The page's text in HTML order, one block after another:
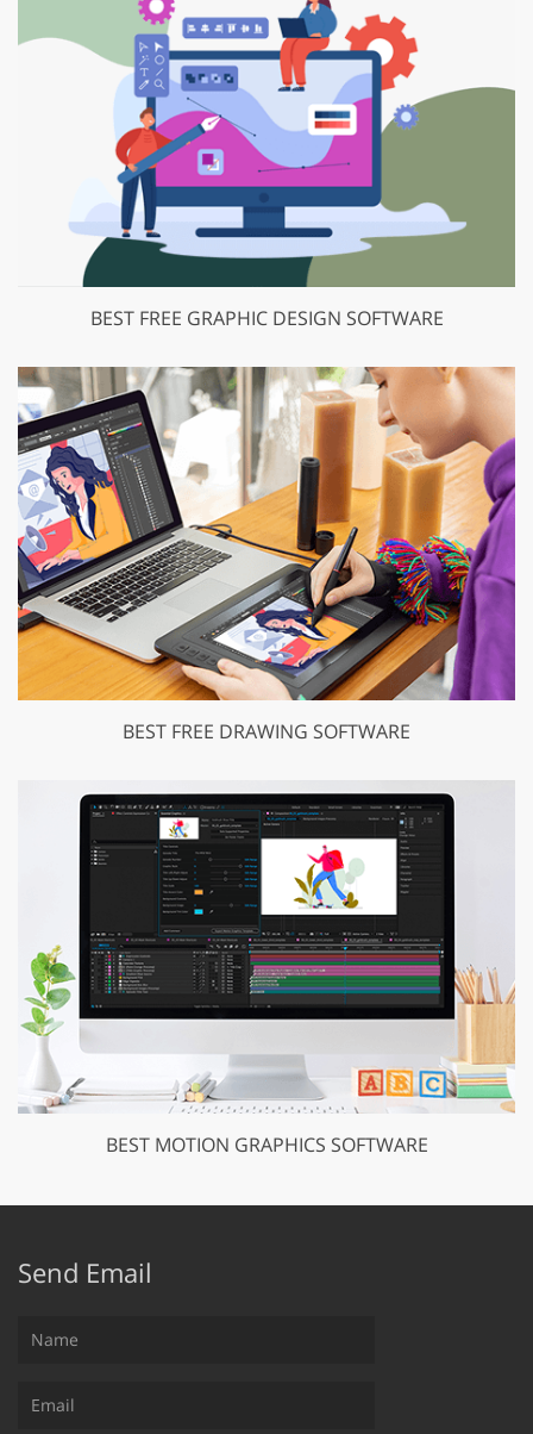
BEST FREE GRAPHIC DESIGN SOFTWARE
BEST FREE DRAWING SOFTWARE
BEST MOTION GRAPHICS SOFTWARE
Send Email